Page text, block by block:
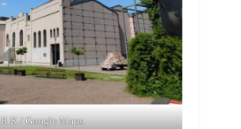
R K / Google Maps